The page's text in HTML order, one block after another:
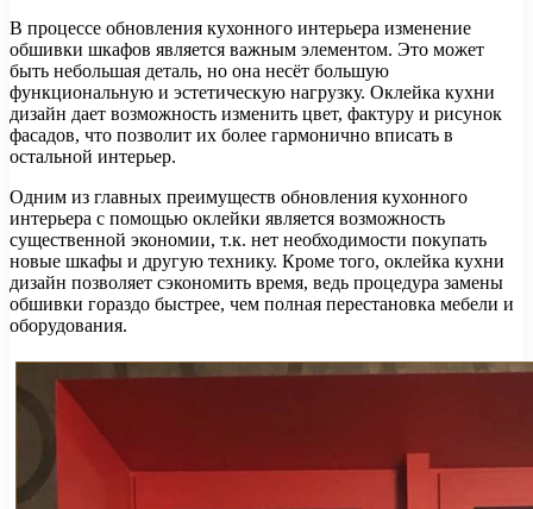
В процессе обновления кухонного интерьера изменение
обшивки шкафов является важным элементом. Это может
быть небольшая деталь, но она несёт большую
функциональную и эстетическую нагрузку. Оклейка кухни
дизайн дает возможность изменить цвет, фактуру и рисунок
фасадов, что позволит их более гармонично вписать в
остальной интерьер.
Одним из главных преимуществ обновления кухонного
интерьера с помощью оклейки является возможность
существенной экономии, т.к. нет необходимости покупать
новые шкафы и другую технику. Кроме того, оклейка кухни
дизайн позволяет сэкономить время, ведь процедура замены
обшивки гораздо быстрее, чем полная перестановка мебели и
оборудования.